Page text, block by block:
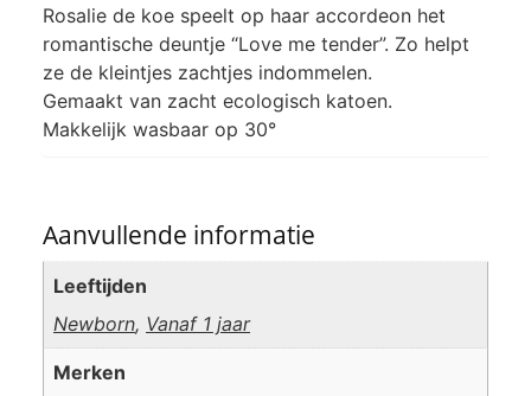
Rosalie de koe speelt op haar accordeon het
romantische deuntje “Love me tender”. Zo helpt
ze de kleintjes zachtjes indommelen.
Gemaakt van zacht ecologisch katoen.
Makkelijk wasbaar op 30°
Aanvullende informatie
Leeftijden
Newborn, Vanaf 1 jaar
Merken